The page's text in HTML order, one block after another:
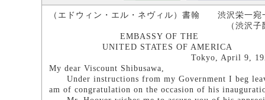
（エドウィン・エル・ネヴィル）書翰 渋沢栄一宛
（渋沢子爵家所
EMBASSY OF THE
UNITED STATES OF AMERICA
Tokyo, April 9,
My dear Viscount Shibusawa,
Under instructions from my Government I beg
am of congratulation on the occasion of his